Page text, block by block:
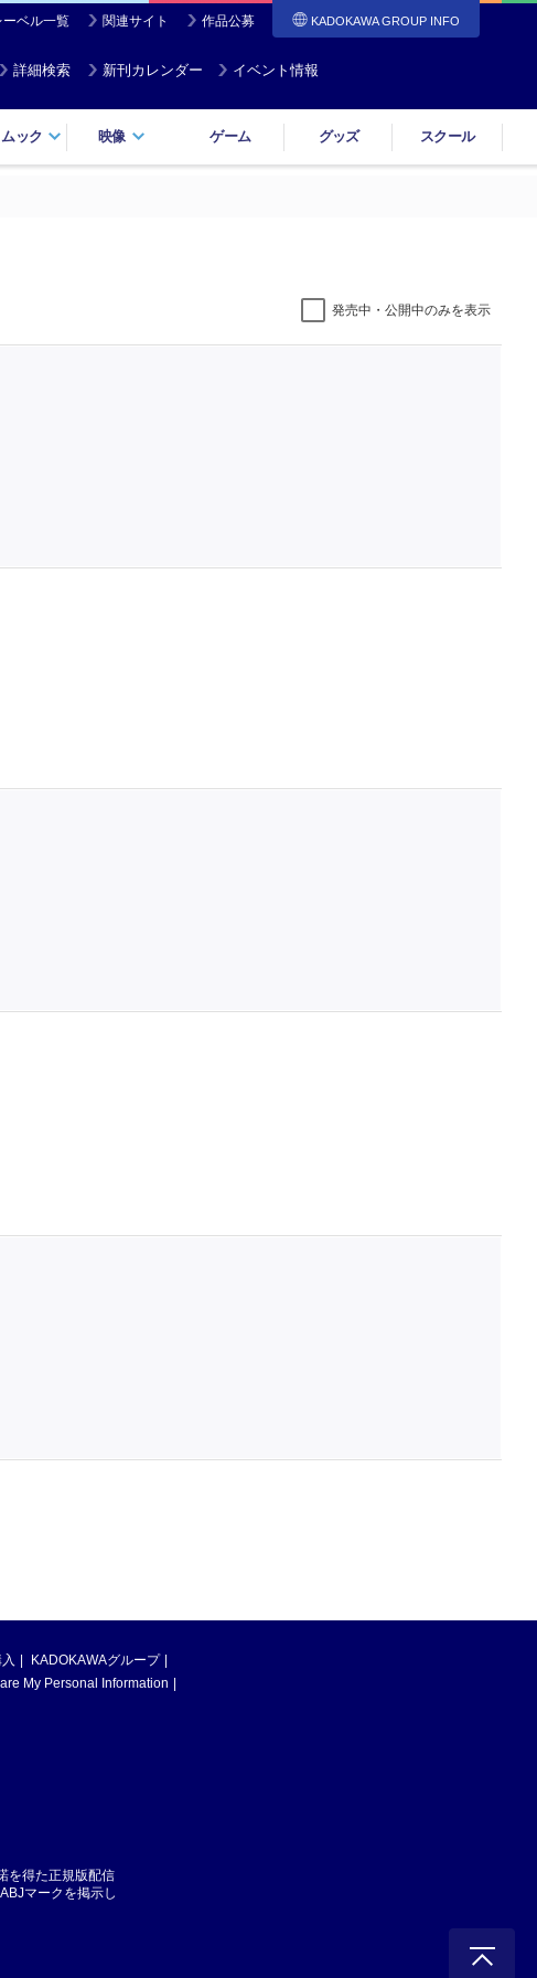
ーベル一覧 関連サイト 作品公募 KADOKAWA GROUP INFO
詳細検索 新刊カレンダー イベント情報
ムック 映像 ゲーム グッズ スクール
発売中・公開中のみを表示
KADOKAWAグループ
My Personal Information
を得た正規版配信
マークを掲示し